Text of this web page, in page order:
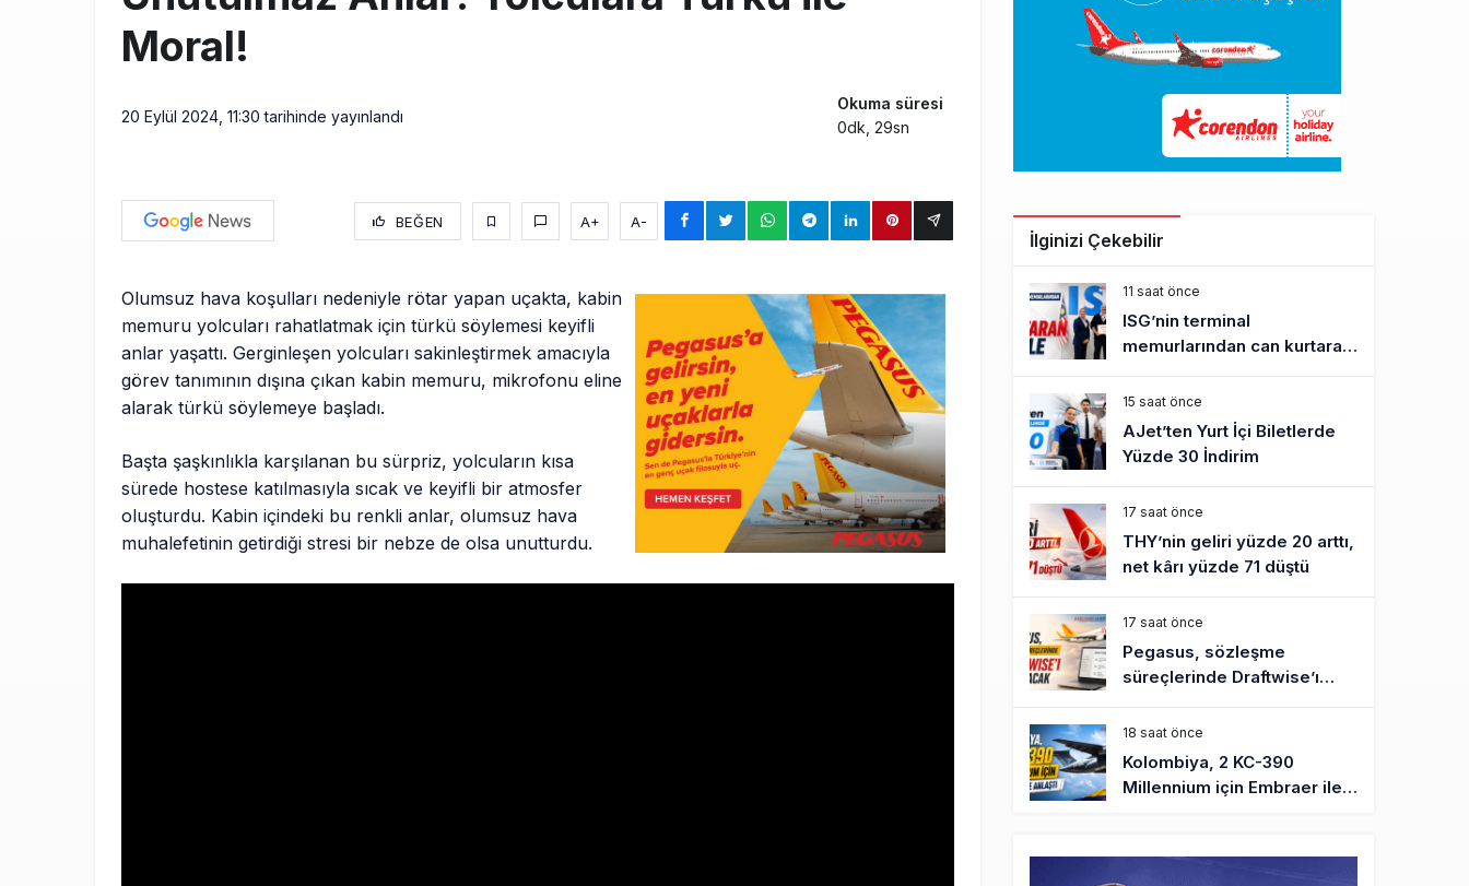
Moral!
20 Eylül 2024, 11:30 tarihinde yayınlandı
Okuma süresi
0dk, 29sn
BEĞEN A+ A-
Olumsuz hava koşulları nedeniyle rötar yapan uçakta, kabin
memuru yolcuları rahatlatmak için türkü söylemesi keyifli
anlar yaşattı. Gerginleşen yolcuları sakinleştirmek amacıyla
görev tanımının dışına çıkan kabin memuru, mikrofonu eline
alarak türkü söylemeye başladı.
Başta şaşkınlıkla karşılanan bu sürpriz, yolcuların kısa
sürede hostese katılmasıyla sıcak ve keyifli bir atmosfer
oluşturdu. Kabin içindeki bu renkli anlar, olumsuz hava
muhalefetinin getirdiği stresi bir nebze de olsa unutturdu.
İlginizi Çekebilir
11 saat önce
ISG’nin terminal
memurlarından can kurtaran
hamle
15 saat önce
AJet’ten Yurt İçi Biletlerde
Yüzde 30 İndirim
17 saat önce
THY’nin geliri yüzde 20 arttı,
net kârı yüzde 71 düştü
17 saat önce
Pegasus, sözleşme
süreçlerinde Draftwise’ı
kullanacak
18 saat önce
Kolombiya, 2 KC-390
Millennium için Embraer ile
Üniversite adayı avlanma ve